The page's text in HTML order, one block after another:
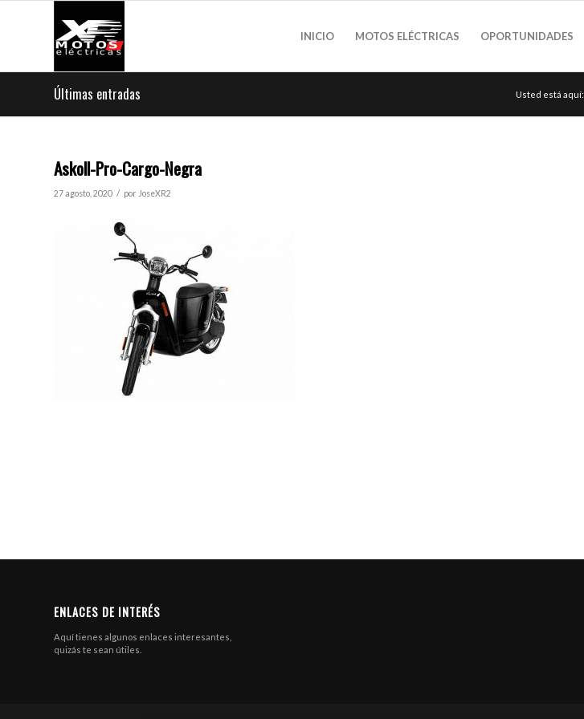
INICIO MOTOS ELÉCTRICAS OPORTUNIDADES
Últimas entradas Usted está aquí:
Askoll-Pro-Cargo-Negra
27 agosto, 2020 / por JoseXR2
ENLACES DE INTERÉS
Aquí tienes algunos enlaces interesantes,
quizás te sean útiles.